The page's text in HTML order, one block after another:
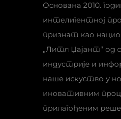
Основана 2010.
интелигентној
признат као
„Литл Џајант“
индустрије и
наше искуство у
иновативним
прилагођеним